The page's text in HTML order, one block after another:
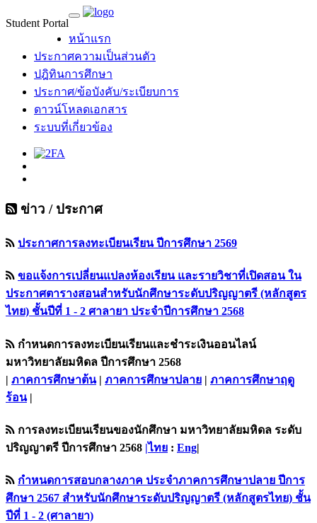
Student Portal
หน้าแรก
ประกาศความเป็นส่วนตัว
ปฎิทินการศึกษา
ประกาศ/ข้อบังคับ/ระเบียบการ
ดาวน์โหลดเอกสาร
ระบบที่เกี่ยวข้อง
ข่าว / ประกาศ
ประกาศการลงทะเบียนเรียน ปีการศึกษา 2569
ขอแจ้งการเปลี่ยนแปลงห้องเรียน และรายวิชาที่เปิดสอน ใน
ประกาศตารางสอนสำหรับนักศึกษาระดับปริญญาตรี (หลักสูตร
ไทย) ชั้นปีที่ 1 - 2 ศาลายา ประจำปีการศึกษา 2568
กำหนดการลงทะเบียนเรียนและชำระเงินออนไลน์
มหาวิทยาลัยมหิดล ปีการศึกษา 2568
| ภาคการศึกษาต้น| ภาคการศึกษาปลาย | ภาคการศึกษาฤดู
ร้อน|
การลงทะเบียนเรียนของนักศึกษา มหาวิทยาลัยมหิดล ระดับ
ปริญญาตรี ปีการศึกษา 2568 |ไทย : Eng|
กำหนดการสอบกลางภาค ประจำภาคการศึกษาปลาย ปีการ
ศึกษา 2567 สำหรับนักศึกษาระดับปริญญาตรี (หลักสูตรไทย) ชั้น
ปีที่ 1 - 2 (ศาลายา)